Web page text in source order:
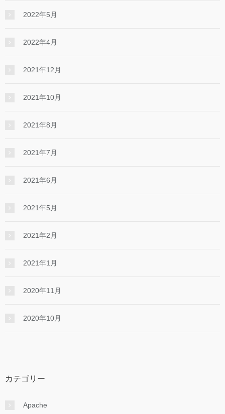
2022年5月
2022年4月
2021年12月
2021年10月
2021年8月
2021年7月
2021年6月
2021年5月
2021年2月
2021年1月
2020年11月
2020年10月
カテゴリー
Apache